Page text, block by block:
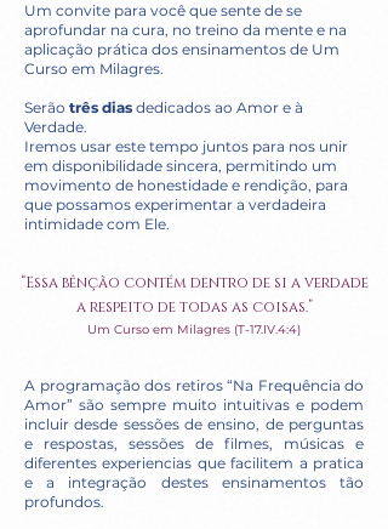
Um convite para você que sente de se
aprofundar na cura, no treino da mente e na
aplicação prática dos ensinamentos de Um
Curso em Milagres.
Serão três dias dedicados ao Amor e à
Verdade.
Iremos usar este tempo juntos para nos unir
em disponibilidade sincera, permitindo um
movimento de honestidade e rendição, para
que possamos experimentar a verdadeira
intimidade com Ele.
“Essa bênção contém dentro de si a verdade
a respeito de todas as coisas.”
Um Curso em Milagres (T-17.IV.4:4)
A programação dos retiros “Na Frequência do
Amor” são sempre muito intuitivas e podem
incluir desde sessões de ensino, de perguntas
e respostas, sessões de filmes, músicas e
diferentes experiencias que facilitem a pratica
e a integração destes ensinamentos tão
profundos.